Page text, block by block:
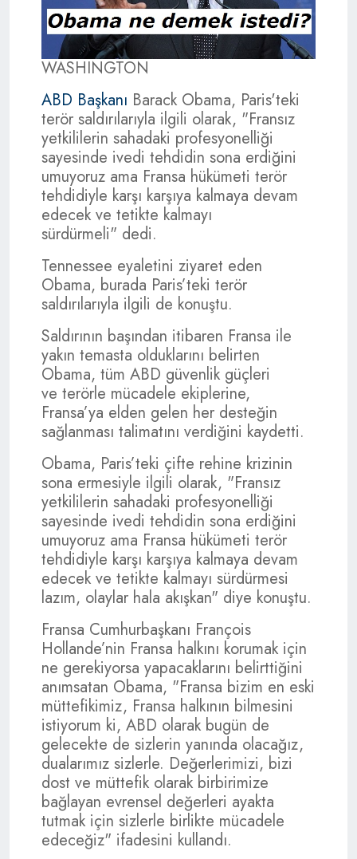
WASHINGTON
ABD Başkanı Barack Obama, Paris'teki
terör saldırılarıyla ilgili olarak, "Fransız
yetkililerin sahadaki profesyonelliği
sayesinde ivedi tehdidin sona erdiğini
umuyoruz ama Fransa hükümeti terör
tehdidiyle karşı karşıya kalmaya devam
edecek ve tetikte kalmayı
sürdürmeli" dedi.
Tennessee eyaletini ziyaret eden
Obama, burada Paris’teki terör
saldırılarıyla ilgili de konuştu.
Saldırının başından itibaren Fransa ile
yakın temasta olduklarını belirten
Obama, tüm ABD güvenlik güçleri
ve terörle mücadele ekiplerine,
Fransa’ya elden gelen her desteğin
sağlanması talimatını verdiğini kaydetti.
Obama, Paris’teki çifte rehine krizinin
sona ermesiyle ilgili olarak, "Fransız
yetkililerin sahadaki profesyonelliği
sayesinde ivedi tehdidin sona erdiğini
umuyoruz ama Fransa hükümeti terör
tehdidiyle karşı karşıya kalmaya devam
edecek ve tetikte kalmayı sürdürmesi
lazım, olaylar hala akışkan" diye konuştu.
Fransa Cumhurbaşkanı François
Hollande’nin Fransa halkını korumak için
ne gerekiyorsa yapacaklarını belirttiğini
anımsatan Obama, "Fransa bizim en eski
müttefikimiz, Fransa halkının bilmesini
istiyorum ki, ABD olarak bugün de
gelecekte de sizlerin yanında olacağız,
dualarımız sizlerle. Değerlerimizi, bizi
dost ve müttefik olarak birbirimize
bağlayan evrensel değerleri ayakta
tutmak için sizlerle birlikte mücadele
edeceğiz" ifadesini kullandı.